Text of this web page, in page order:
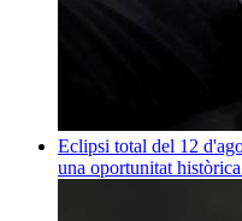
Eclipsi total del 12
una oportunitat històrica